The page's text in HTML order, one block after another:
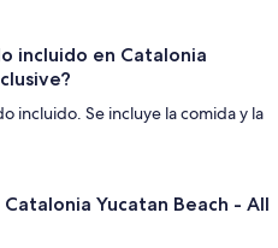
incluido en Catalonia
incluido. Se incluye la comida y la
Yucatan Beach - All